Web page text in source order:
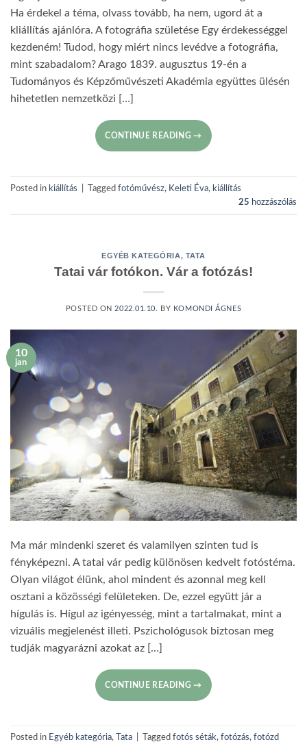
Ha érdekel a téma, olvass tovább, ha nem, ugord át a
kliállítás ajánlóra. A fotográfia születése Egy érdekességgel
kezdeném! Tudod, hogy miért nincs levédve a fotográfia,
mint szabadalom? Arago 1839. augusztus 19-én a
Tudományos és Képzőművészeti Akadémia együttes ülésén
hihetetlen nemzetközi […]
CONTINUE READING→
Posted in kiállítás Tagged fotóművész, Keleti Éva, kiállítás
25 hozzászólás
EGYÉB KATEGÓRIA, TATA
Tatai vár fotókon. Vár a fotózás!
POSTED ON 2022.01.10. BY KOMONDI ÁGNES
10
jan
Ma már mindenki szeret és valamilyen szinten tud is
fényképezni. A tatai vár pedig különösen kedvelt fotóstéma.
Olyan világot élünk, ahol mindent és azonnal meg kell
osztani a közösségi felületeken. De, ezzel együtt jár a
hígulás is. Hígul az igényesség, mint a tartalmakat, mint a
vizuális megjelenést illeti. Pszichológusok biztosan meg
tudják magyarázni azokat az […]
CONTINUE READING→
Posted in Egyéb kategória, Tata Tagged fotós séták, fotózás, fotózd